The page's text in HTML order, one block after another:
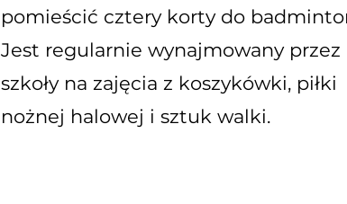
pomieścić cztery korty do
Jest regularnie wynajmowany przez
szkoły na zajęcia z koszykówki, piłki
nożnej halowej i sztuk walki.